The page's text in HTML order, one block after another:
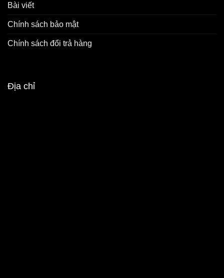
Bài viết
Chính sách bảo mật
Chính sách đổi trả hàng
Địa chỉ